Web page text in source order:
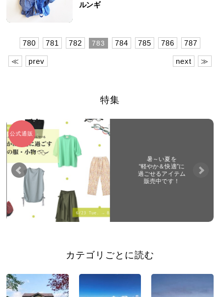
ルンギ
≪ prev
780 781 782 783 784 785 786 787
next ≫
特集
公式通販
暑～い夏を
“軽やか＆快適”に
過ごせるアイテム
販売中です！
カテゴリごとに読む